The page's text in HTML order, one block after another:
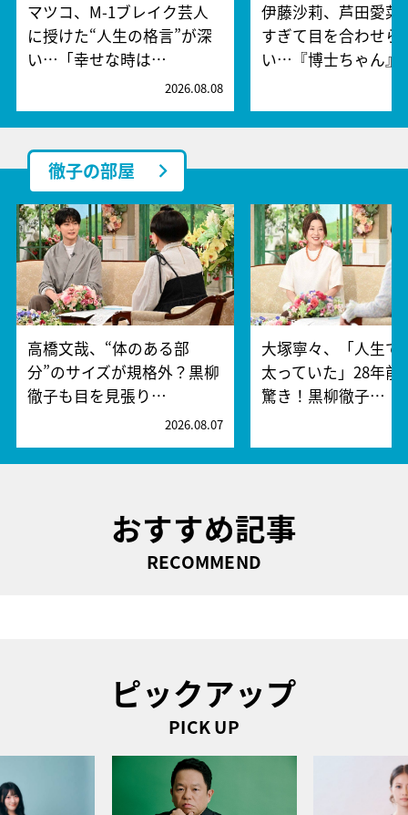
マツコ、M-1ブレイク芸人
に授けた“人生の格言”が深
い…「幸せな時は…
2026.08.08
伊藤沙莉、芦田愛菜
すぎて目を合わせら
い…『博士ちゃん
徹子の部屋
高橋文哉、“体のある部
分”のサイズが規格外？黒柳
徹子も目を見張り…
2026.08.07
大塚寧々、「人生で
太っていた」28年前
驚き！黒柳徹子…
おすすめ記事
RECOMMEND
ピックアップ
PICK UP